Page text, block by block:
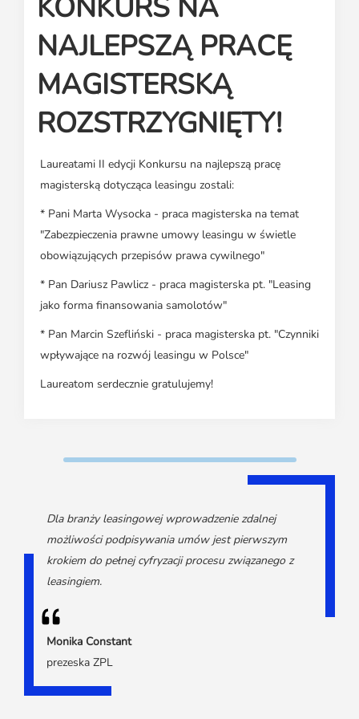
Partnerzy ZPL
Materiały do pobrania
Kontakt dla mediów
Klauzule informacyjne
KONKURS NA
NAJLEPSZĄ PRACĘ
MAGISTERSKĄ
ROZSTRZYGNIĘTY!
Laureatami II edycji Konkursu na najlepszą pracę
magisterską dotycząca leasingu zostali:
* Pani Marta Wysocka - praca magisterska na temat
"Zabezpieczenia prawne umowy leasingu w świetle
obowiązujących przepisów prawa cywilnego"
* Pan Dariusz Pawlicz - praca magisterska pt. "Leasing
jako forma finansowania samolotów"
* Pan Marcin Szefliński - praca magisterska pt. "Czynniki
wpływające na rozwój leasingu w Polsce"
Laureatom serdecznie gratulujemy!
Dla branży leasingowej wprowadzenie zdalnej
możliwości podpisywania umów jest pierwszym
krokiem do pełnej cyfryzacji procesu związanego z
leasingiem.
Monika Constant
prezeska ZPL